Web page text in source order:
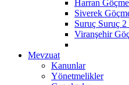
Harran
Siverek
Suruç Suruç
Viranşehir
Mevzuat
Kanunlar
Yönetmelikler